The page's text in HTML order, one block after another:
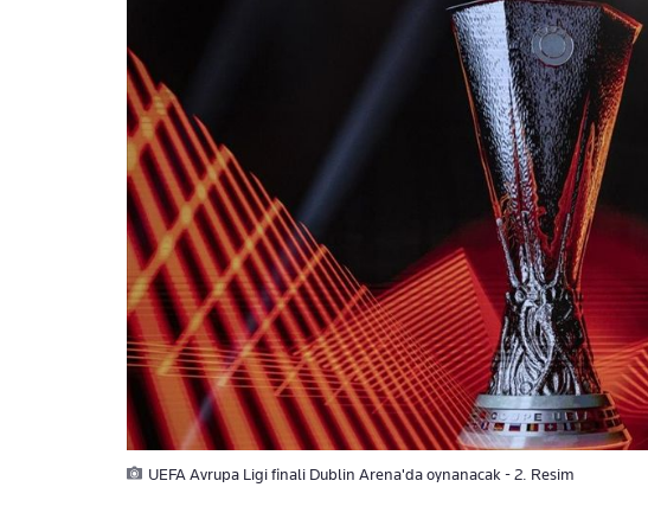
UEFA Avrupa Ligi finali Dublin Arena'da oynanacak - 2. Resim